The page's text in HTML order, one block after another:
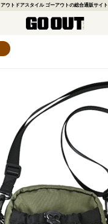
アウトドアスタイル ゴーアウトの総合通販サイト